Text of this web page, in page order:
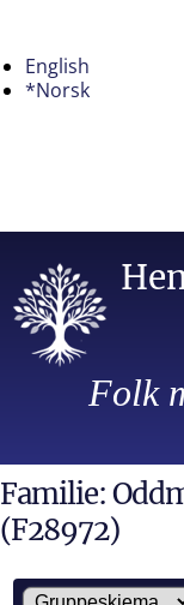
English
*Norsk
Folk
Familie:
(F28972)